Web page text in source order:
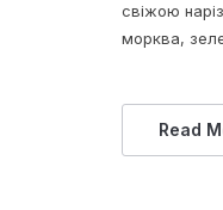
свіжою
морква,
Read